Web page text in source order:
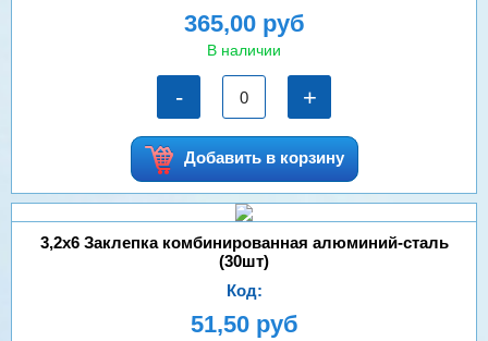
365,00 руб
В наличии
- +
Добавить в корзину
3,2х6 Заклепка комбинированная алюминий-сталь
(30шт)
Код:
51,50 руб